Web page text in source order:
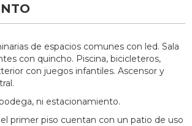
de espacios comunes con led. Sala
con quincho. Piscina, bicicleteros,
con juegos infantiles. Ascensor y
ni estacionamiento.
primer piso cuentan con un patio de uso